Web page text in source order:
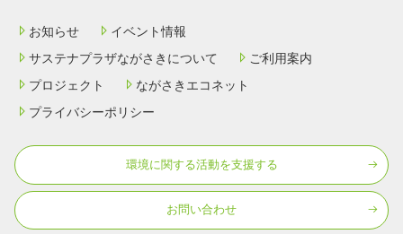
お知らせ
イベント情報
サステナプラザながさきについて
ご利用案内
プロジェクト
ながさきエコネット
プライバシーポリシー
環境に関する活動を⽀援する
お問い合わせ